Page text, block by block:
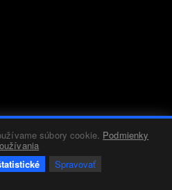
súbory cookie. Podmienky
Spravovať